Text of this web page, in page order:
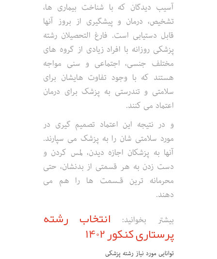
آسیب‌ دیدگان که با شناخت بیماری ها،
تشخیص، درمان و پیشگیری از بروز آنها
قابل دستیابی است. فارغ التحصیلان رشته
پزشکی روزانه با افراد زیادی از گروه های
مختلف جنسی، اجتماعی و سنی مواجه
هستند که با وجود تفاوت هایشان برای
سلامتی و تندرستی به پزشک برای درمان
اعتماد می کنند.
و در نتیجه این اعتماد تصمیم گیری در
مورد سلامتی شان را به پزشک می سپارند.
آنھا به پزشکان اجازه دیدن، لمس کردن و
دست زدن به ھر قسمتی از بدنشان، حتی
محرمانه ترین قـسمت ھا را هم می
دھند.
بیشتر بخوانید: انتخاب رشته
پرستاری کنکور 1402
توانایی مورد نیاز رشته پزشکی